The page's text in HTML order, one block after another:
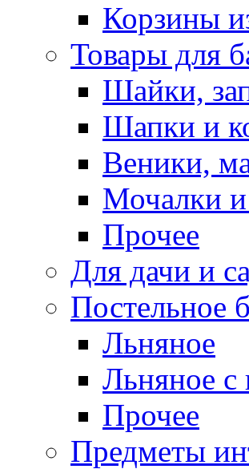
Корзины
Товары для
Шайки,
Шапки и
Веники,
Мочалки
Прочее
Для дачи и
Постельное
Льняное
Льняное
Прочее
Предметы